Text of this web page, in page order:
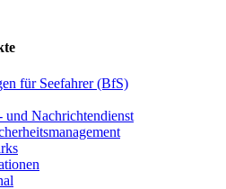
für Seefahrer (BfS)
und Nachrichtendienst